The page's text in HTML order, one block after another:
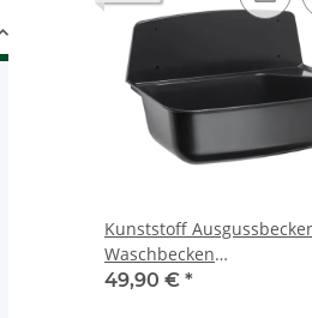
Kunststoff
Waschbecken
Handwaschbecken "Nina"
49,90 € *